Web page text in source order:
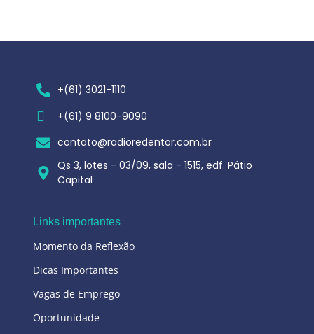
+(61) 3021-1110
+(61) 9 8100-9090
contato@radioredentor.com.br
Qs 3, lotes - 03/09, sala - 1515, edf. Pátio
Capital
Links importantes
Momento da Reflexão
Dicas Importantes
Vagas de Emprego
Oportunidade